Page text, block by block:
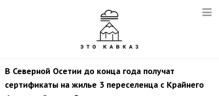
В Северной Осетии до конца года получат
сертификаты на жилье 3 переселенца с Крайнего